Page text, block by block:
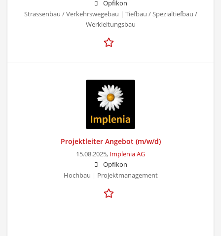
Opfikon
Strassenbau / Verkehrswegebau | Tiefbau / Spezialtiefbau /
Werkleitungsbau
Projektleiter Angebot (m/w/d)
15.08.2025, Implenia AG
Opfikon
Hochbau | Projektmanagement